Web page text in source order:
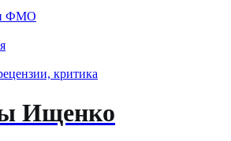
ФМО
критика
Ищенко